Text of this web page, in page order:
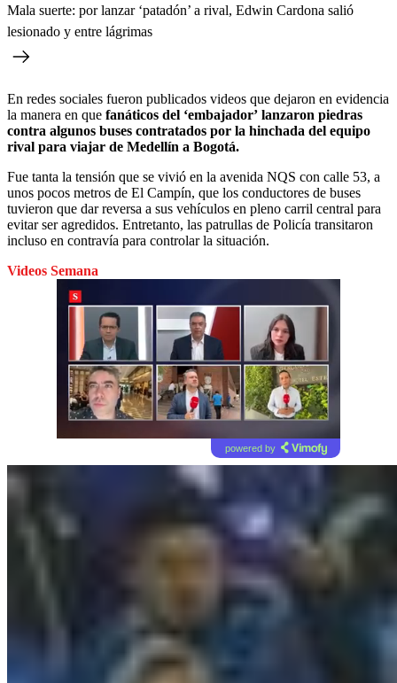
Mala suerte: por lanzar ‘patadón’ a rival, Edwin Cardona salió
lesionado y entre lágrimas
En redes sociales fueron publicados videos que dejaron en evidencia
la manera en que fanáticos del ‘embajador’ lanzaron piedras
contra algunos buses contratados por la hinchada del equipo
rival para viajar de Medellín a Bogotá.
Fue tanta la tensión que se vivió en la avenida NQS con calle 53, a
unos pocos metros de El Campín, que los conductores de buses
tuvieron que dar reversa a sus vehículos en pleno carril central para
evitar ser agredidos. Entretanto, las patrullas de Policía transitaron
incluso en contravía para controlar la situación.
Videos Semana
powered by